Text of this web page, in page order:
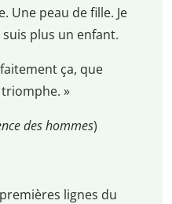
Une peau de fille. Je
plus un enfant.
ça, que
triomphe. »
des hommes)
lignes du